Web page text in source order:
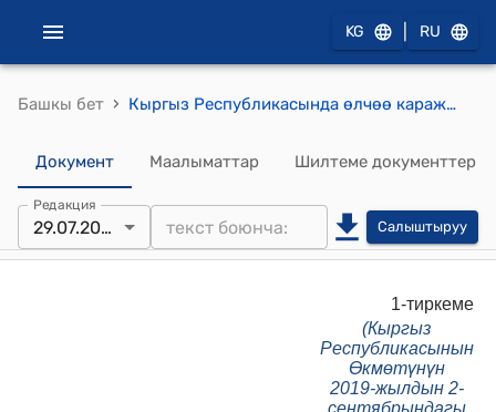
KG RU
Башкы бет › Кыргыз Республикасында өлчөө каражаттарына текшерүү жүргүзүүнүн тартиби жөнүндө ЖОБО (Кыргыз Республикасынын Өкмөтүнүн 2019-жылдын 2-сентябрын- дагы N 446 токтомуна)
Документ Маалыматтар Шилтеме документтер
Редакция
29.07.2025 Салыштыруу